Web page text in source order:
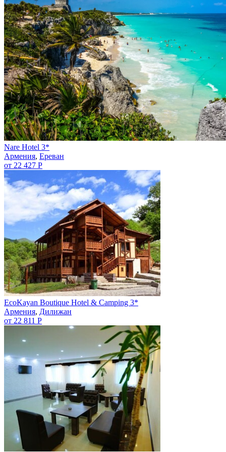
Nare Hotel 3*
Армения, Ереван
от 22 427 Р
EcoKayan Boutique Hotel & Camping 3*
Армения, Дилижан
от 22 811 Р